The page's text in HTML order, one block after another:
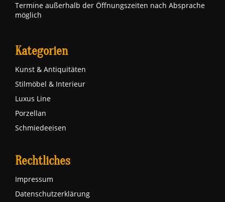
Termine außerhalb der Öffnungszeiten nach Absprache
möglich
Kategorien
Kunst & Antiquitäten
Stilmöbel & Interieur
Luxus Line
Porzellan
Schmiedeeisen
Rechtliches
Impressum
Datenschutzerklärung